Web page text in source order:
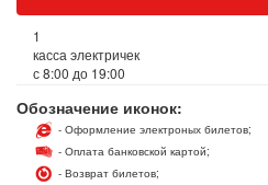
1
касса электричек
с 8:00 до 19:00
Обозначение иконок:
- Оформление электроных билетов;
- Оплата банковской картой;
- Возврат билетов;